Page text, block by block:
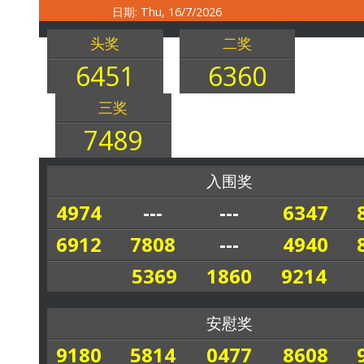
日期: Thu, 16/7/2026
头奖
6451
二奖
6360
三奖
7489
入围奖
4974 --- --- 6347
6912
7808 --- 4940
5369
1860 9214
安慰奖
9180 5814 0477 8608